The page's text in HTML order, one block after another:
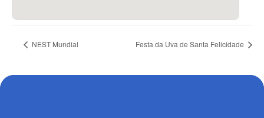
NEST Mundial Festa da Uva de Santa Felicidade